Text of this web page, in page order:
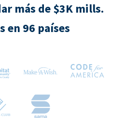
más de $3K mills.
en 96 países